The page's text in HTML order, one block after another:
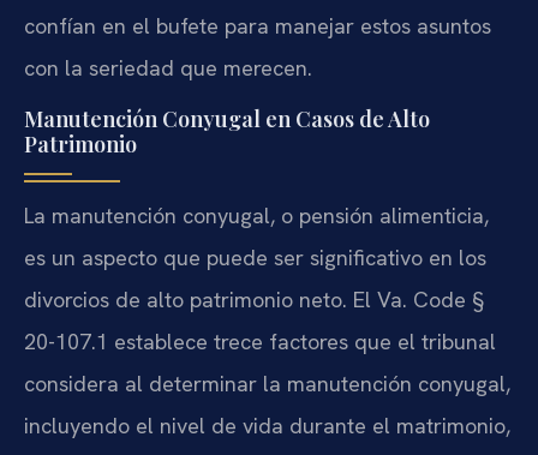
confían en el bufete para manejar estos asuntos
con la seriedad que merecen.
Manutención Conyugal en Casos de Alto
Patrimonio
La manutención conyugal, o pensión alimenticia,
es un aspecto que puede ser significativo en los
divorcios de alto patrimonio neto. El Va. Code §
20-107.1 establece trece factores que el tribunal
considera al determinar la manutención conyugal,
incluyendo el nivel de vida durante el matrimonio,